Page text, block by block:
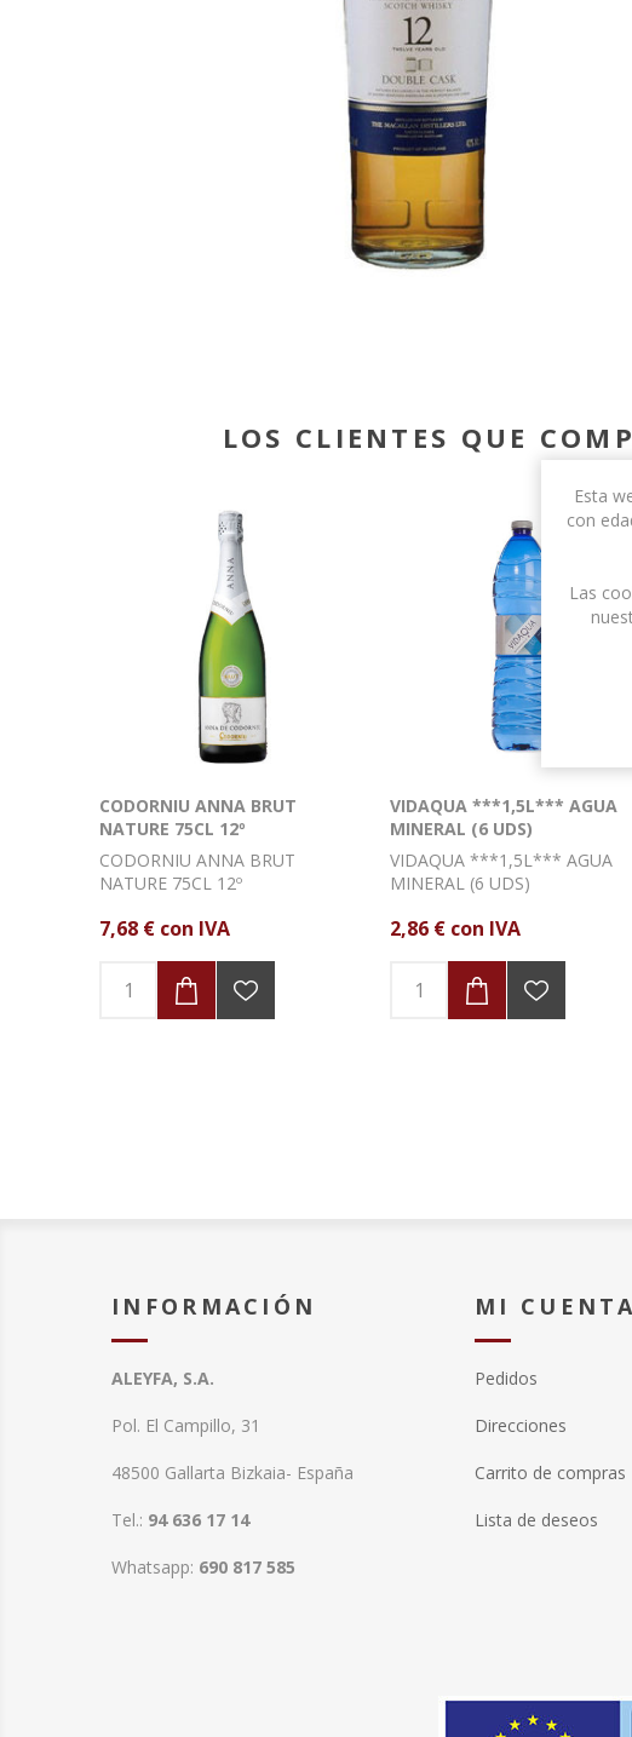
LOS CLIENTES QUE
CODORNIU ANNA BRUT
NATURE 75CL 12º
CODORNIU ANNA BRUT
NATURE 75CL 12º
7,68 € con IVA
VIDAQUA ***1,5L*** AGUA
MINERAL (6 UDS)
VIDAQUA ***1,5L*** AGUA
MINERAL (6 UDS)
2,86 € con IVA
INFORMACIÓN
ALEYFA, S.A.
Pol. El Campillo, 31
48500 Gallarta Bizkaia- España
Tel.: 94 636 17 14
Whatsapp: 690 817 585
MI CUENTA
Pedidos
Direcciones
Carrito de compras
Lista de deseos
Esta
con
Las